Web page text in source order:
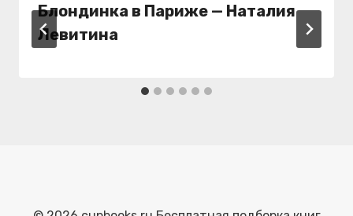
Блондинка в Париже — Наталия
Левитина